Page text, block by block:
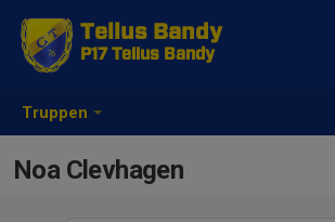
Truppen
Tellus Bandy
P17 Tellus Bandy
Noa Clevhagen